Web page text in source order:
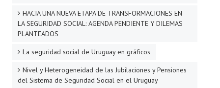
HACIA UNA NUEVA ETAPA DE TRANSFORMACIONES EN
LA SEGURIDAD SOCIAL: AGENDA PENDIENTE Y DILEMAS
PLANTEADOS
La seguridad social de Uruguay en gráficos
Nivel y Heterogeneidad de las Jubilaciones y Pensiones
del Sistema de Seguridad Social en el Uruguay